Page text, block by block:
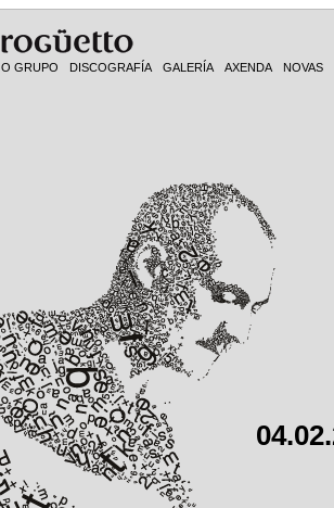
O GRUPO DISCOGRAFÍA GALERÍA AXENDA NOVAS